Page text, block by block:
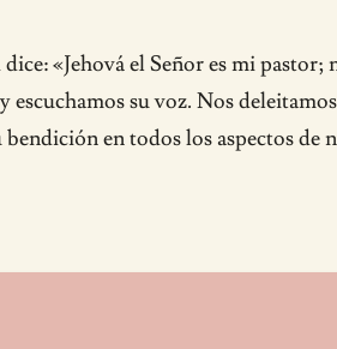
«Jehová el Señor es mi pastor;
su voz. Nos
en todos los aspectos de